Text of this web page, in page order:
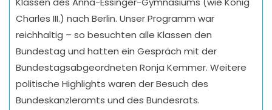
Charles III.) nach Berlin. Unser Programm war
reichhaltig – so besuchten alle Klassen den
Bundestag und hatten ein Gespräch mit der
Bundestagsabgeordneten Ronja Kemmer. Weitere
politische Highlights waren der Besuch des
Bundeskanzleramts und des Bundesrats.